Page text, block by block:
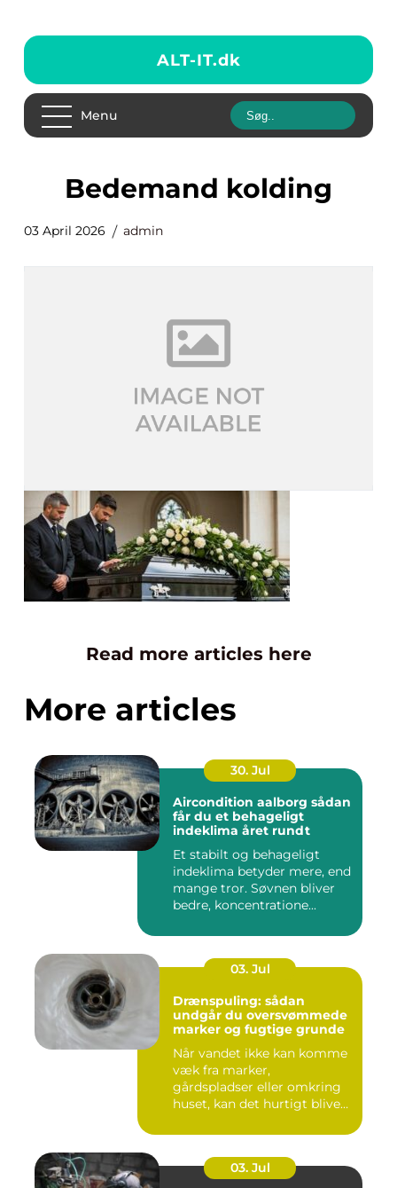
ALT-IT.dk
Menu
bedemand kolding
03 April 2026 admin
Read more articles here
More articles
30. Jul
Aircondition aalborg sådan
får du et behageligt
indeklima året rundt
Et stabilt og behageligt
indeklima betyder mere, end
mange tror. Søvnen bliver
bedre, koncentratione...
03. Jul
Drænspuling: sådan
undgår du oversvømmede
marker og fugtige grunde
Når vandet ikke kan komme
væk fra marker,
gårdspladser eller omkring
huset, kan det hurtigt blive
03. Jul